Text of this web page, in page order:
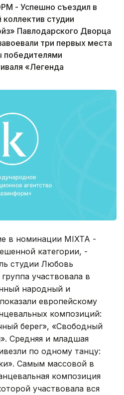
- Успешно съездил в
студии
Павлодарского Дворца
три первых места
победителями
«Легенда
в номинации MIXTA -
категории, -
студии Любовь
участвовала в
народный и
европейскому
композиций:
берег», «Свободный
Средняя и младшая
по одному танцу:
Самым массовой в
композиция
участвовала вся